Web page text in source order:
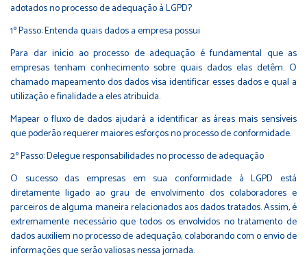
adotados no processo de adequação à LGPD?
1º Passo: Entenda quais dados a empresa possui
Para dar início ao processo de adequação é fundamental que as
empresas tenham conhecimento sobre quais dados elas detêm. O
chamado mapeamento dos dados visa identificar esses dados e qual a
utilização e finalidade a eles atribuída.
Mapear o fluxo de dados ajudará a identificar as áreas mais sensíveis
que poderão requerer maiores esforços no processo de conformidade.
2º Passo: Delegue responsabilidades no processo de adequação
O sucesso das empresas em sua conformidade à LGPD está
diretamente ligado ao grau de envolvimento dos colaboradores e
parceiros de alguma maneira relacionados aos dados tratados. Assim, é
extremamente necessário que todos os envolvidos no tratamento de
dados auxiliem no processo de adequação, colaborando com o envio de
informações que serão valiosas nessa jornada.